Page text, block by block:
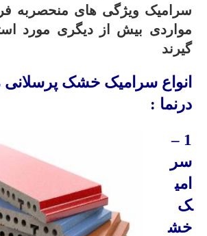
سرامیک ویژگی های منحصربه
مواردی بیش از دیگری مورد
گیرند
انواع سرامیک خشک پرسلانی
درنما :
1 –
سر
امی
ک
خش